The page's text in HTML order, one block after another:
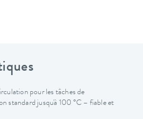
pour les tâches de
standard jusqu'à 100 °C – fiable et